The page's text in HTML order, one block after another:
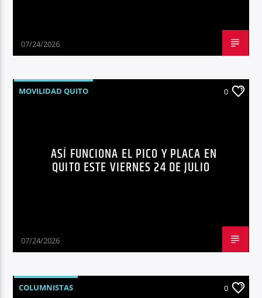
07/24/2026
MOVILIDAD QUITO 0
ASÍ FUNCIONA EL PICO Y PLACA EN
QUITO ESTE VIERNES 24 DE JULIO
07/24/2026
COLUMNISTAS 0